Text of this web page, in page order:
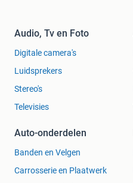
Audio, Tv en Foto
Digitale camera's
Luidsprekers
Stereo's
Televisies
Auto-onderdelen
Banden en Velgen
Carrosserie en Plaatwerk